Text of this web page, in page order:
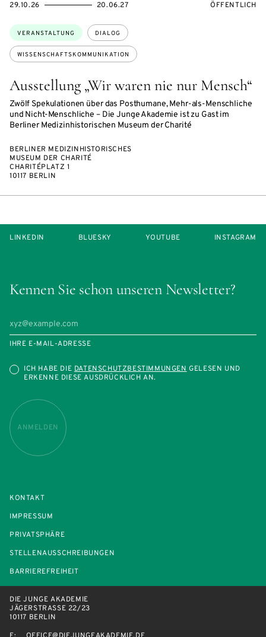
Ausstellung „Wir waren nie nur Mensch“
Zwölf Spekulationen über das Posthumane, Mehr-als-Menschliche
und Nicht-Menschliche – Die Junge Akademie ist zu Gast im
Berliner Medizinhistorischen Museum der Charité
Themen:
VERANSTALTUNG DIALOG
WISSENSCHAFTSKOMMUNIKATION
EVENTBEGINSON
29.10.26
EVENTENDSON 20.06.27 ÖFFENTLICH
BERLINER MEDIZINHISTORISCHES
MUSEUM DER CHARITÉ
CHARITÉPLATZ 1
10117 BERLIN
Kennen Sie schon unseren Newsletter?
IHRE E-MAIL-ADRESSE
ICH HABE DIEDATENSCHUTZBESTIMMUNGENGELESEN UND
ERKENNE DIESE AUSDRÜCKLICH AN.
ANMELDEN
LINKEDIN BLUESKY YOUTUBE INSTAGRAM
KONTAKT
IMPRESSUM
PRIVATSPHÄRE
STELLENAUSSCHREIBUNGEN
BARRIEREFREIHEIT
DIE JUNGE AKADEMIE
JÄGERSTRASSE 22/23
10117 BERLIN